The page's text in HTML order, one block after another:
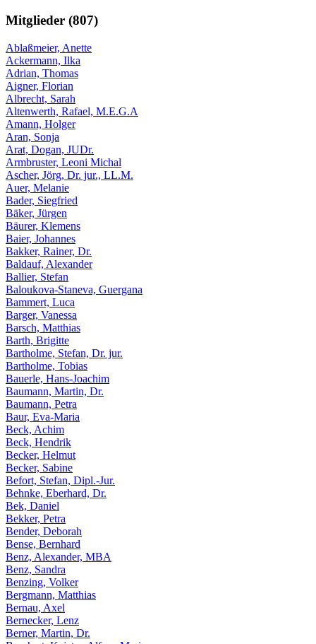
Mitglieder (807)
Ablaßmeier, Anette
Ackermann, Ilka
Adrian, Thomas
Aigner, Florian
Albrecht, Sarah
Altenwerth, Rafael, M.E.G.A
Amann, Holger
Aran, Sonja
Arat, Dogan, JUDr.
Armbruster, Leoni Michal
Ascher, Jörg, Dr. jur., LL.M.
Auer, Melanie
Bader, Siegfried
Bäker, Jürgen
Bäurer, Klemens
Baier, Johannes
Bakker, Rainer, Dr.
Baldauf, Alexander
Ballier, Stefan
Baloukova-Staneva, Guergana
Bammert, Luca
Barger, Vanessa
Barsch, Matthias
Barth, Brigitte
Bartholme, Stefan, Dr. jur.
Bartholme, Tobias
Bauerle, Hans-Joachim
Baumann, Martin, Dr.
Baumann, Petra
Baur, Eva-Maria
Beck, Achim
Beck, Hendrik
Becker, Helmut
Becker, Sabine
Befort, Stefan, Dipl.-Jur.
Behnke, Eberhard, Dr.
Bek, Daniel
Bekker, Petra
Bender, Deborah
Bense, Bernhard
Benz, Alexander, MBA
Benz, Sandra
Benzing, Volker
Bergmann, Matthias
Bernau, Axel
Bernecker, Lenz
Berner, Martin, Dr.